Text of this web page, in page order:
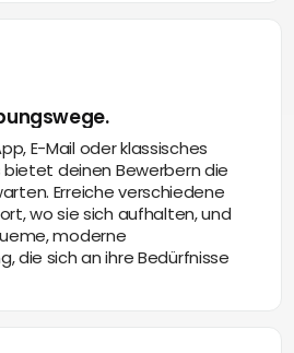
E-Mail oder klassisches
bietet deinen Bewerbern die
Erreiche verschiedene
wo sie sich aufhalten, und
moderne
die sich an ihre Bedürfnisse